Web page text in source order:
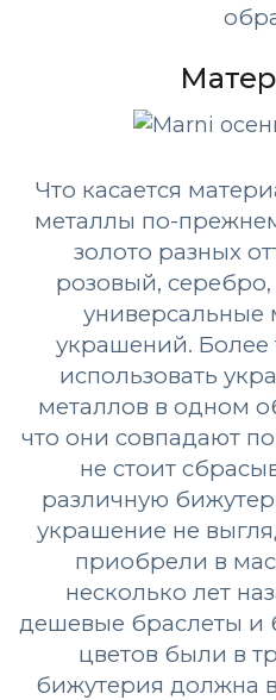
Что касается
металлы по-
золото разных
розовый, серебро,
универсальные
украшений. Более
использовать
металлов в одном
что они совпадают
не стоит
различную
украшение не
приобрели в
несколько лет
дешевые браслеты и
цветов были в
бижутерия должна